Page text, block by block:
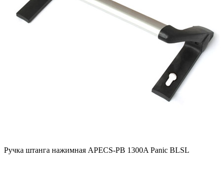
Ручка штанга нажимная APECS-PB 1300A Panic BLSL